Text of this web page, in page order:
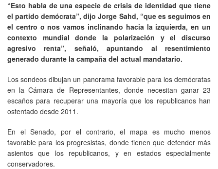
“Esto habla de una especie de crisis de identidad que tiene
el partido demócrata”, dijo Jorge Sahd, “que es seguimos en
el centro o nos vamos inclinando hacia la izquierda, en un
contexto mundial donde la polarización y el discurso
agresivo renta”, señaló, apuntando al resentimiento
generado durante la campaña del actual mandatario.
Los sondeos dibujan un panorama favorable para los demócratas
en la Cámara de Representantes, donde necesitan ganar 23
escaños para recuperar una mayoría que los republicanos han
ostentado desde 2011.
En el Senado, por el contrario, el mapa es mucho menos
favorable para los progresistas, donde tienen que defender más
asientos que los republicanos, y en estados especialmente
conservadores.